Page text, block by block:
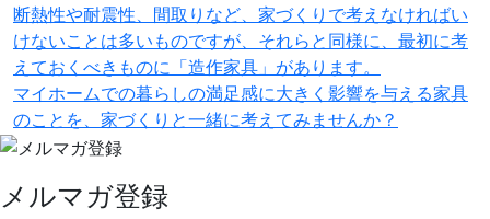
断熱性や耐震性、間取りなど、家づくりで考えなければい
けないことは多いものですが、それらと同様に、最初に考
えておくべきものに「造作家具」があります。
マイホームでの暮らしの満足感に大きく影響を与える家具
のことを、家づくりと一緒に考えてみませんか？
メルマガ登録